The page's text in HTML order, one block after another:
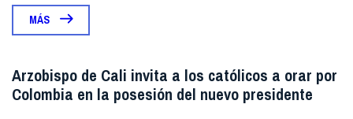
MÁS
Arzobispo de Cali invita a los católicos a orar por
Colombia en la posesión del nuevo presidente